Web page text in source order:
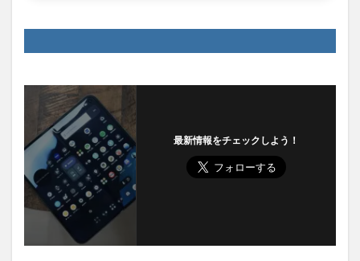
最新情報をチェックしよう！